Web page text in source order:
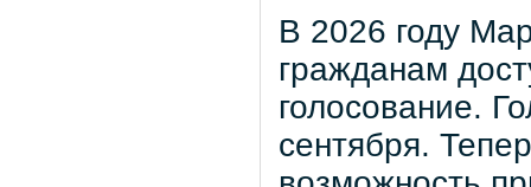
В 2026 году
гражданам
голосование.
сентября.